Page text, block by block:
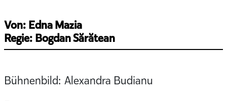
Von: Edna Mazia
Regie: Bogdan Sărătean
Bühnenbild: Alexandra Budianu